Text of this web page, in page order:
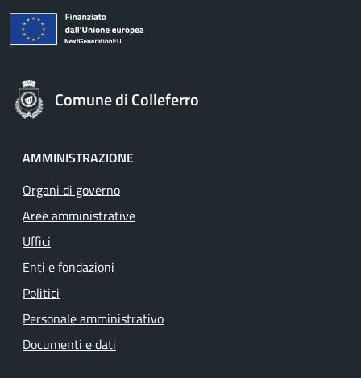
Comune di Colleferro
AMMINISTRAZIONE
Organi di governo
Aree amministrative
Uffici
Enti e fondazioni
Politici
Personale amministrativo
Documenti e dati